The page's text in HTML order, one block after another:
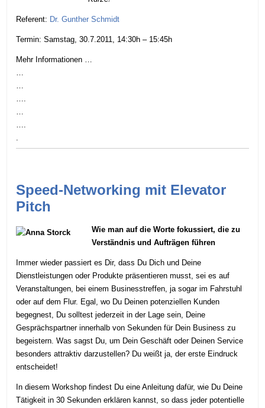
Referent: Dr. Gunther Schmidt
Termin: Samstag, 30.7.2011, 14:30h – 15:45h
Mehr Informationen …
Speed-Networking mit Elevator
Pitch
Wie man auf die Worte fokussiert, die zu
Verständnis und Aufträgen führen
Immer wieder passiert es Dir, dass Du Dich und Deine
Dienstleistungen oder Produkte präsentieren musst, sei es auf
Veranstaltungen, bei einem Businesstreffen, ja sogar im Fahrstuhl
oder auf dem Flur. Egal, wo Du Deinen potenziellen Kunden
begegnest, Du solltest jederzeit in der Lage sein, Deine
Gesprächspartner innerhalb von Sekunden für Dein Business zu
begeistern. Was sagst Du, um Dein Geschäft oder Deinen Service
besonders attraktiv darzustellen? Du weißt ja, der erste Eindruck
entscheidet!
In diesem Workshop findest Du eine Anleitung dafür, wie Du Deine
Tätigkeit in 30 Sekunden erklären kannst, so dass jeder potentielle